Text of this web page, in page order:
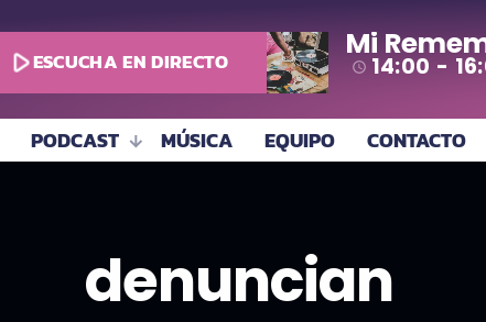
play_arrowESCUCHA EN DIRECTO Mi
access_time 14:00 -
PODCAST MÚSICA EQUIPO CONTACTO
denuncian